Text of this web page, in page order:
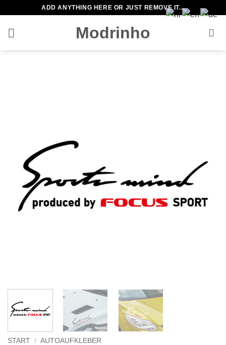
springen
ADD ANYTHING HERE OR JUST REMOVE IT...
Modrinho
START / AUTOAUFKLEBER